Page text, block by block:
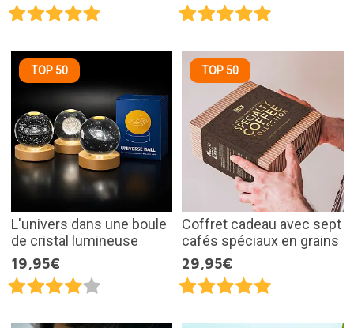
TOP 50
L'univers dans une boule
de cristal lumineuse
19,95€
TOP 50
Coffret cadeau avec sept
cafés spéciaux en grains
29,95€